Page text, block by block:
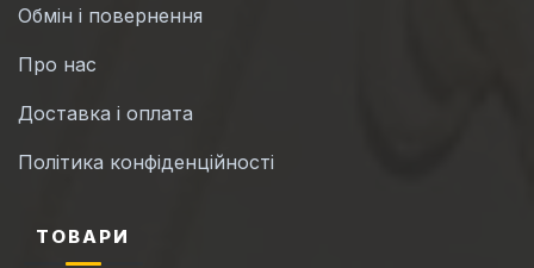
Обмін і повернення
Про нас
Доставка і оплата
Політика конфіденційності
ТОВАРИ